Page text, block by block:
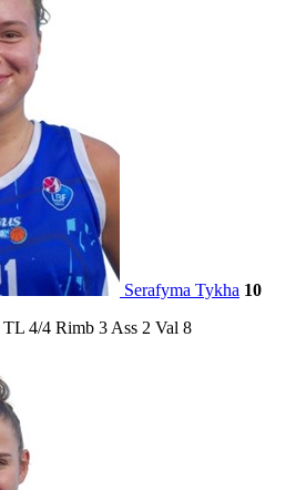
Serafyma Tykha 10
TL 4/4 Rimb 3 Ass 2 Val 8